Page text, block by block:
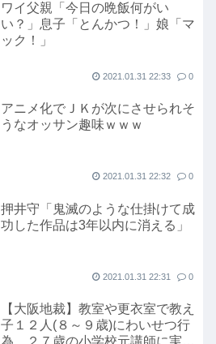
ワイ父親「今日の晩飯何がい
い？」息子「とんかつ！」娘「マ
ック！」
2021.01.31 22:33 0
アニメ化でＪＫが次にさせられそ
うなオッサン趣味ｗｗｗ
2021.01.31 22:32 0
押井守「鬼滅のような仕掛けて成
功した作品は3年以内に消える」
2021.01.31 22:31 0
【大阪地裁】教室や更衣室で教え
子１２人(８～９歳)にわいせつ行